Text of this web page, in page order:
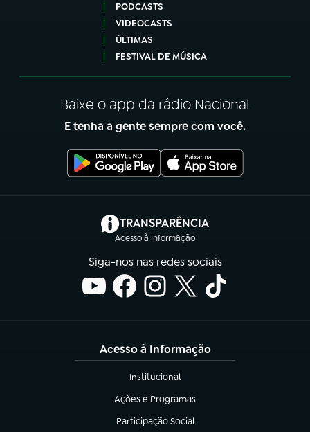
PODCASTS
VIDEOCASTS
ÚLTIMAS
FESTIVAL DE MÚSICA
Baixe o app da rádio Nacional
E tenha a gente sempre com você.
TRANSPARÊNCIA
Acesso à Informação
(abre em nova aba)
Siga-nos nas redes sociais
Acesso à Informação
Institucional
(abre em nova aba)
Ações e Programas
(abre em nova aba)
Participação Social
(abre em nova aba)